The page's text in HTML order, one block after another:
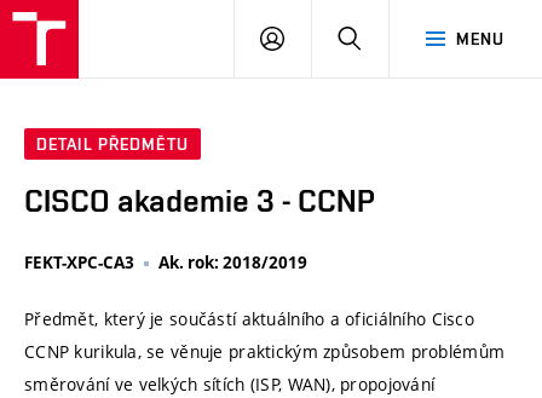
MENU
PŘIHLÁSIT
DETAIL PŘEDMĚTU
CISCO akademie 3 - CCNP
FEKT-XPC-CA3 Ak. rok: 2018/2019
Předmět, který je součástí aktuálního a oficiálního Cisco
CCNP kurikula, se věnuje praktickým způsobem problémům
směrování ve velkých sítích (ISP, WAN), propojování